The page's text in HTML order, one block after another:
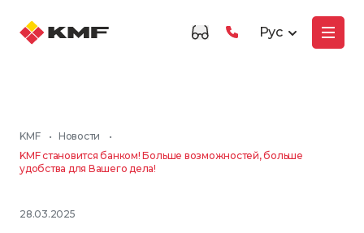
Рус
KMF • Новости
•
KMF становится банком! Больше возможностей, больше
удобства для Вашего дела!
28.03.2025